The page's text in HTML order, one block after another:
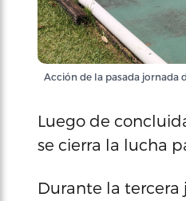
Acción de la pasada jornada
Luego de
se cierra la lucha
Durante la tercera